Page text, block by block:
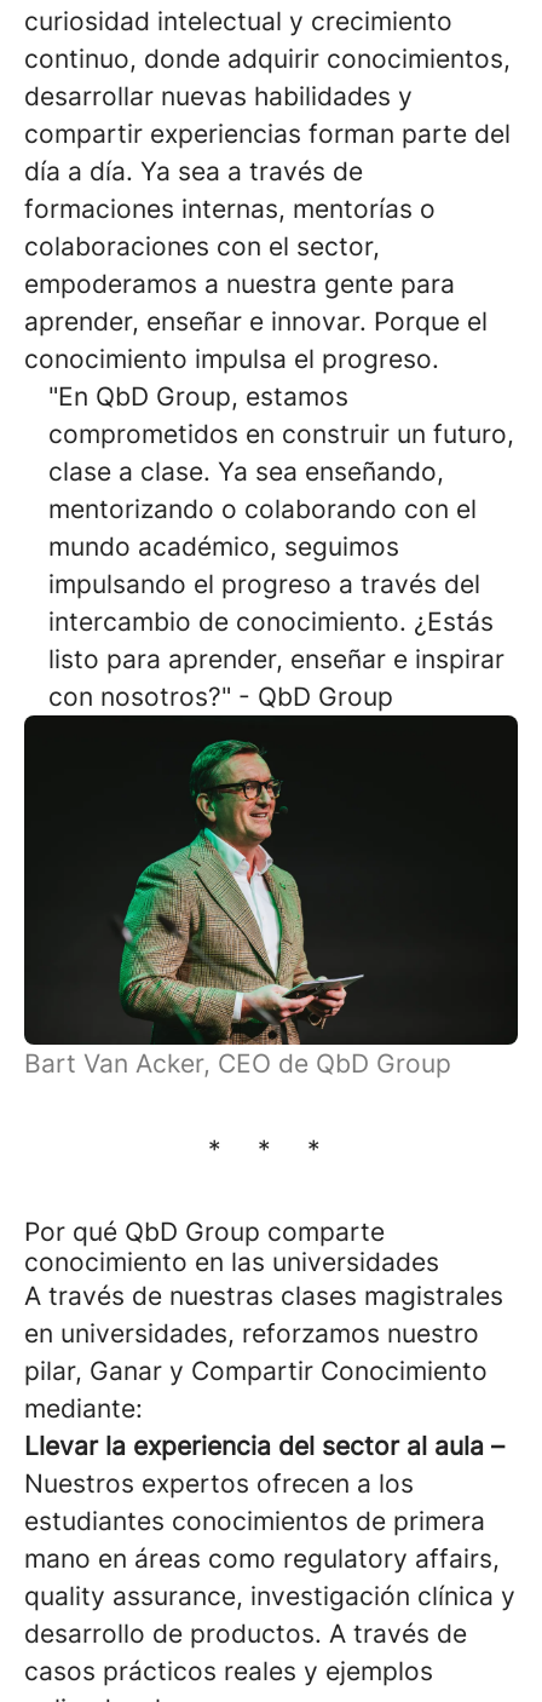
curiosidad intelectual y crecimiento
continuo, donde adquirir conocimientos,
desarrollar nuevas habilidades y
compartir experiencias forman parte del
día a día. Ya sea a través de
formaciones internas, mentorías o
colaboraciones con el sector,
empoderamos a nuestra gente para
aprender, enseñar e innovar. Porque el
conocimiento impulsa el progreso.
"En QbD Group, estamos
comprometidos en construir un futuro,
clase a clase. Ya sea enseñando,
mentorizando o colaborando con el
mundo académico, seguimos
impulsando el progreso a través del
intercambio de conocimiento. ¿Estás
listo para aprender, enseñar e inspirar
con nosotros?" - QbD Group
Bart Van Acker, CEO de QbD Group
* * *
Por qué QbD Group comparte
conocimiento en las universidades
A través de nuestras clases magistrales
en universidades, reforzamos nuestro
pilar, Ganar y Compartir Conocimiento
mediante:
Llevar la experiencia del sector al aula –
Nuestros expertos ofrecen a los
estudiantes conocimientos de primera
mano en áreas como regulatory affairs,
quality assurance, investigación clínica y
desarrollo de productos. A través de
casos prácticos reales y ejemplos